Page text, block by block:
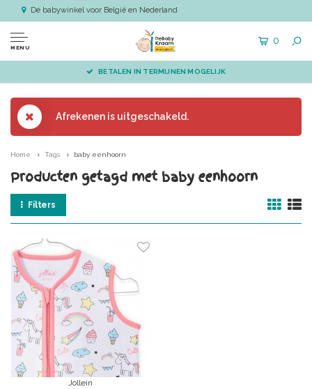
Dé babywinkel voor België en Nederland
MENU
0
BETALEN IN TERMIJNEN MOGELIJK
Afrekenen is uitgeschakeld.
Home Tags baby eenhoorn
Producten getagd met baby eenhoorn
Filters
Jollein